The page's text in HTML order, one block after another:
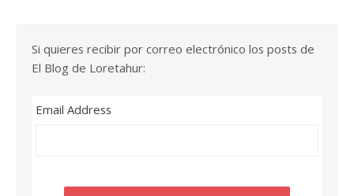
Si quieres recibir por correo electrónico los posts de
El Blog de Loretahur:
Email Address